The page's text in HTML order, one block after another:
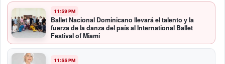
11:59 PM
Ballet Nacional Dominicano llevará el talento y la
fuerza de la danza del país al International Ballet
Festival of Miami
11:55 PM